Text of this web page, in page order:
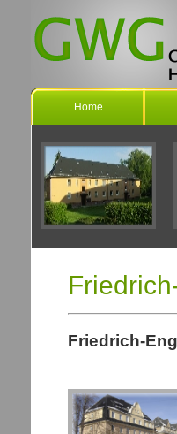
Home
Friedrich-